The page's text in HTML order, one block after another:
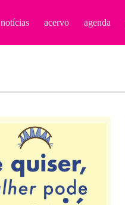
notícias acervo agenda